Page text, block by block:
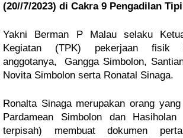
(20//7/2023) di Cakra 9 Pengadilan
Yakni Berman P Malau selaku
Kegiatan (TPK) pekerjaan fisik
anggotanya, Gangga Simbolon,
Novita Simbolon serta Ronatal Sinaga.
Ronalta Sinaga merupakan orang
Pardamean Simbolon dan
terpisah) membuat dokumen